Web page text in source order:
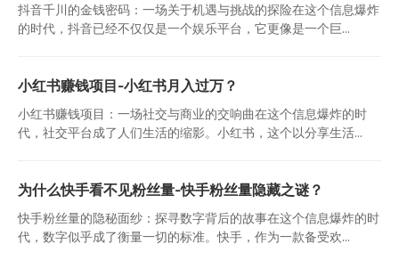
抖音千川的金钱密码：一场关于机遇与挑战的探险在这个信息爆炸
的时代，抖音已经不仅仅是一个娱乐平台，它更像是一个巨...
小红书赚钱项目-小红书月入过万？
小红书赚钱项目：一场社交与商业的交响曲在这个信息爆炸的时
代，社交平台成了人们生活的缩影。小红书，这个以分享生活...
为什么快手看不见粉丝量-快手粉丝量隐藏之谜？
快手粉丝量的隐秘面纱：探寻数字背后的故事在这个信息爆炸的时
代，数字似乎成了衡量一切的标准。快手，作为一款备受欢...